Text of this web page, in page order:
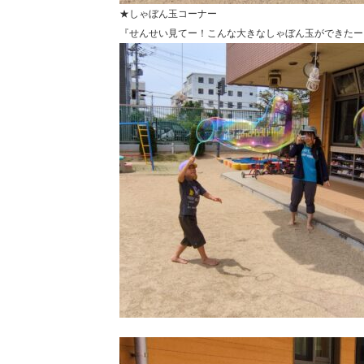
★しゃぼん玉コーナー
『せんせい見てー！こんな大きなしゃぼん玉ができた